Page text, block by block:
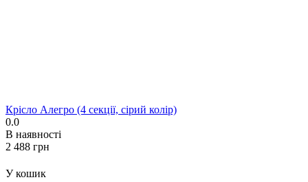
Крісло Алегро (4 секції, сірий колір)
0.0
В наявності
‍2 488‍ грн
У кошик